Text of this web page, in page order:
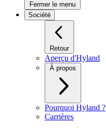
Fermer le menu
Société
Retour
Aperçu d'Hyland
À propos
Pourquoi Hyland ?
Carrières